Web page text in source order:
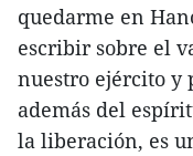
quedarme en
escribir sobre el
nuestro ejército y
además del
la liberación, es